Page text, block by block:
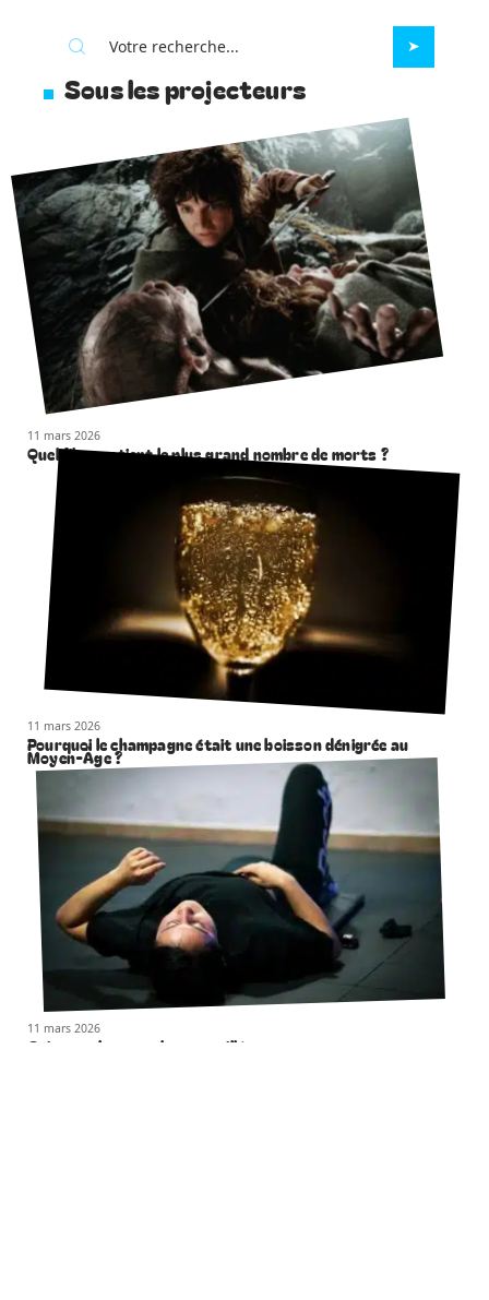
Sous les projecteurs
11 mars 2026
Quel film contient le plus grand nombre de morts ?
11 mars 2026
Pourquoi le champagne était une boisson dénigrée au
Moyen-Âge ?
11 mars 2026
Gainage : les muscles travaillés